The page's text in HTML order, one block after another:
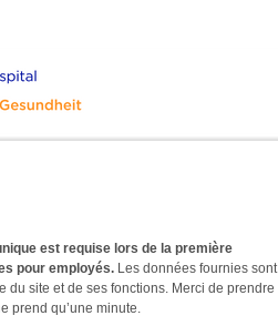
est requise lors de la première
pour employés.Les données fournies sont
du site et de ses fonctions. Merci de prendre
prend qu’une minute.